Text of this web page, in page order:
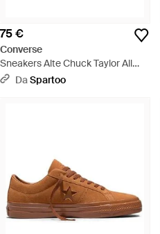
75 €
Converse
Sneakers Alte Chuck Taylor All
Star Malden Street - Marrone
DaSpartoo